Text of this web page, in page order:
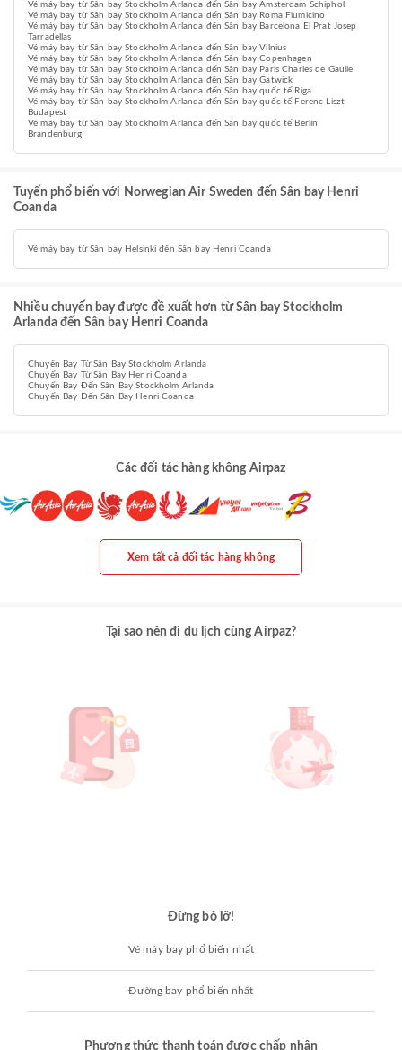
Vé máy bay từ Sân bay Stockholm Arlanda đến Sân bay Amsterdam Schiphol
Vé máy bay từ Sân bay Stockholm Arlanda đến Sân bay Roma Fiumicino
Vé máy bay từ Sân bay Stockholm Arlanda đến Sân bay Barcelona El Prat Josep
Tarradellas
Vé máy bay từ Sân bay Stockholm Arlanda đến Sân bay Vilnius
Vé máy bay từ Sân bay Stockholm Arlanda đến Sân bay Copenhagen
Vé máy bay từ Sân bay Stockholm Arlanda đến Sân bay Paris Charles de Gaulle
Vé máy bay từ Sân bay Stockholm Arlanda đến Sân bay Gatwick
Vé máy bay từ Sân bay Stockholm Arlanda đến Sân bay quốc tế Riga
Vé máy bay từ Sân bay Stockholm Arlanda đến Sân bay quốc tế Ferenc Liszt
Budapest
Vé máy bay từ Sân bay Stockholm Arlanda đến Sân bay quốc tế Berlin
Brandenburg
Tuyến phổ biến với Norwegian Air Sweden đến Sân bay Henri
Coanda
Vé máy bay từ Sân bay Helsinki đến Sân bay Henri Coanda
Nhiều chuyến bay được đề xuất hơn từ Sân bay Stockholm
Arlanda đến Sân bay Henri Coanda
Chuyến Bay Từ Sân Bay Stockholm Arlanda
Chuyến Bay Từ Sân Bay Henri Coanda
Chuyến Bay Đến Sân Bay Stockholm Arlanda
Chuyến Bay Đến Sân Bay Henri Coanda
Các đối tác hàng không Airpaz
Xem tất cả đối tác hàng không
Tại sao nên đi du lịch cùng Airpaz?
Đừng bỏ lỡ!
Vé máy bay phổ biến nhất
Đường bay phổ biến nhất
Phương thức thanh toán được chấp nhận